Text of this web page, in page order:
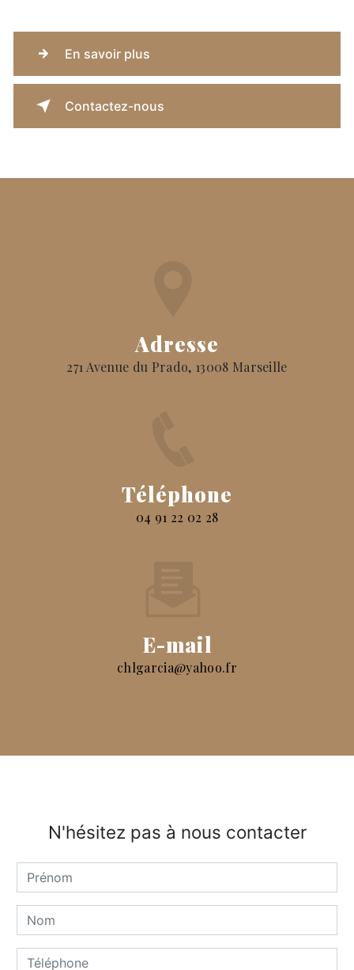
En savoir plus
Contactez-nous
Adresse
271 Avenue du Prado, 13008 Marseille
Téléphone
04 91 22 02 28
E-mail
chlgarcia@yahoo.fr
N'hésitez pas à nous contacter